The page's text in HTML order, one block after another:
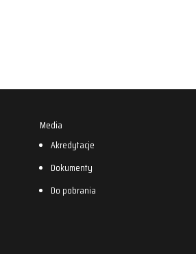
Media
Akredytacje
Dokumenty
Do pobrania